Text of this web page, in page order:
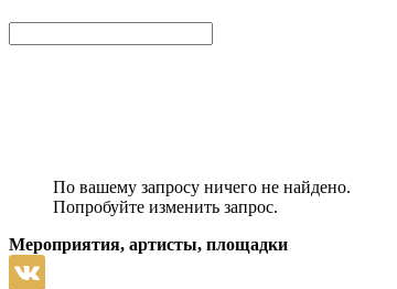
По вашему запросу ничего не найдено.
Попробуйте изменить запрос.
Мероприятия, артисты, площадки